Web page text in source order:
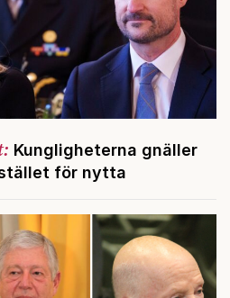
Kungligheterna gnäller
för nytta